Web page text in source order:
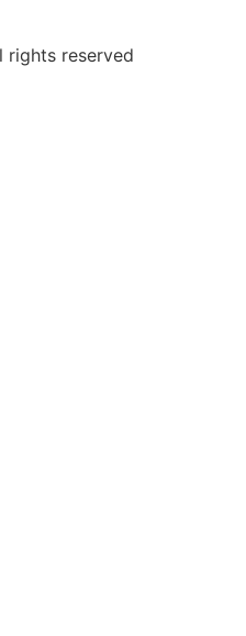
rights reserved